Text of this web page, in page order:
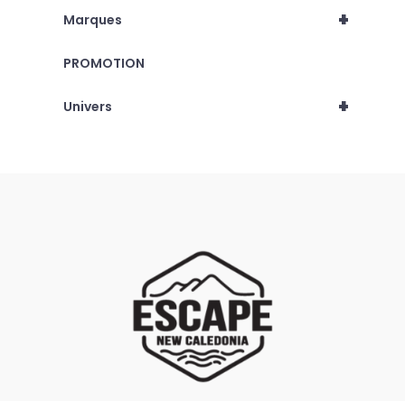
+
Marques
PROMOTION
+
Univers